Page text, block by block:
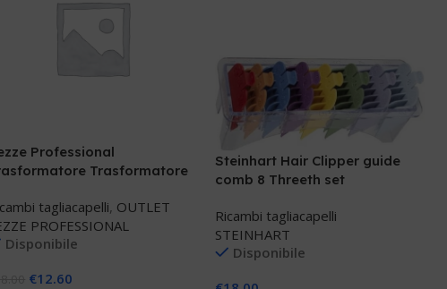
Professional
Trasformatore
tagliacapelli, OUTLET
PROFESSIONAL
Disponibile
€12.60
Steinhart Hair Clipper guide
comb 8 Threeth set
Ricambi tagliacapelli
STEINHART
Disponibile